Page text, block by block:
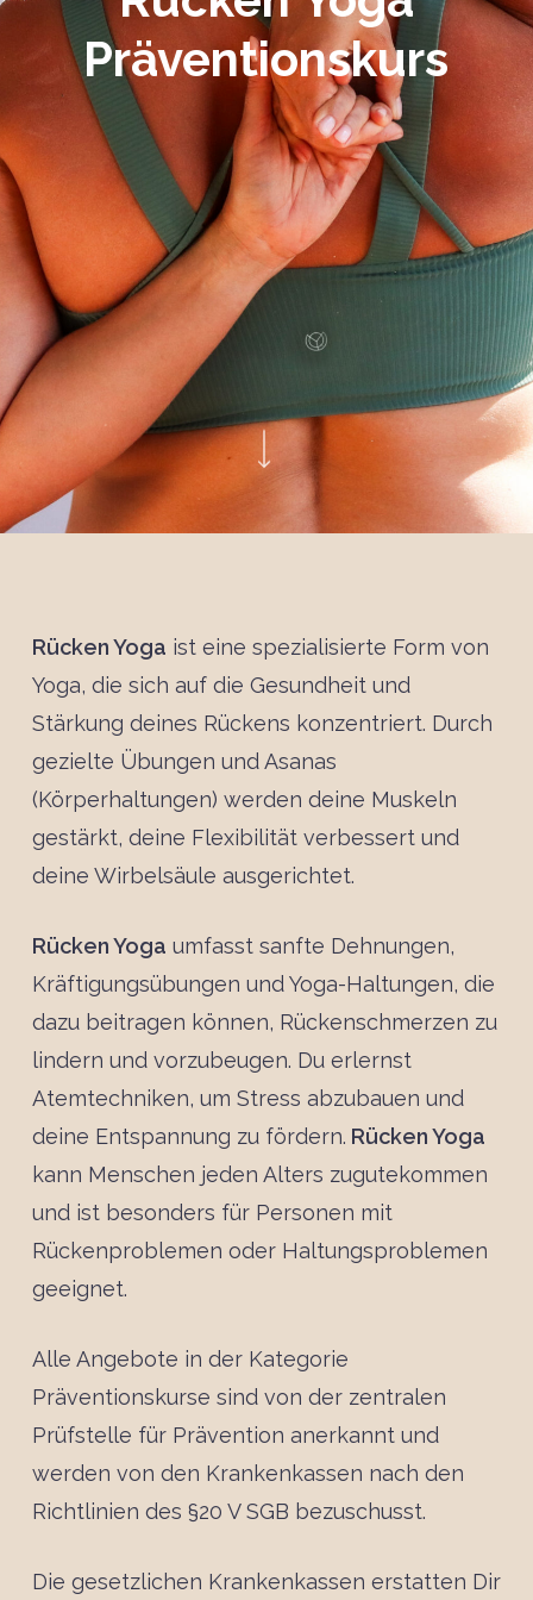
Präventionskurs
Rücken Yoga ist eine spezialisierte Form von
Yoga, die sich auf die Gesundheit und
Stärkung deines Rückens konzentriert. Durch
gezielte Übungen und Asanas
(Körperhaltungen) werden deine Muskeln
gestärkt, deine Flexibilität verbessert und
deine Wirbelsäule ausgerichtet.
Rücken Yoga umfasst sanfte Dehnungen,
Kräftigungsübungen und Yoga-Haltungen, die
dazu beitragen können, Rückenschmerzen zu
lindern und vorzubeugen. Du erlernst
Atemtechniken, um Stress abzubauen und
deine Entspannung zu fördern. Rücken Yoga
kann Menschen jeden Alters zugutekommen
und ist besonders für Personen mit
Rückenproblemen oder Haltungsproblemen
geeignet.
Alle Angebote in der Kategorie
Präventionskurse sind von der zentralen
Prüfstelle für Prävention anerkannt und
werden von den Krankenkassen nach den
Richtlinien des §20 V SGB bezuschusst.
Die gesetzlichen Krankenkassen erstatten Dir